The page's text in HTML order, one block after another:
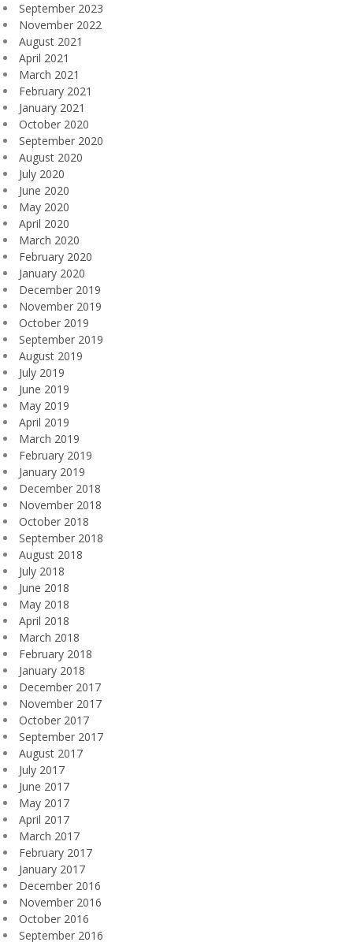
September 2023
November 2022
August 2021
April 2021
March 2021
February 2021
January 2021
October 2020
September 2020
August 2020
July 2020
June 2020
May 2020
April 2020
March 2020
February 2020
January 2020
December 2019
November 2019
October 2019
September 2019
August 2019
July 2019
June 2019
May 2019
April 2019
March 2019
February 2019
January 2019
December 2018
November 2018
October 2018
September 2018
August 2018
July 2018
June 2018
May 2018
April 2018
March 2018
February 2018
January 2018
December 2017
November 2017
October 2017
September 2017
August 2017
July 2017
June 2017
May 2017
April 2017
March 2017
February 2017
January 2017
December 2016
November 2016
October 2016
September 2016